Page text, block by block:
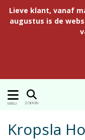
Lieve klant, vanaf
augustus is de
MENU ZOEKEN
Kropsla